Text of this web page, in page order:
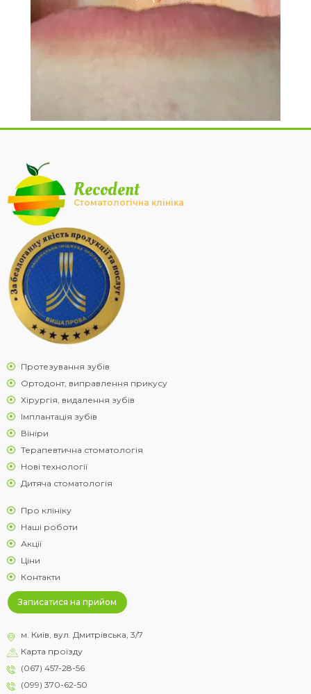
Recodent
Стоматологічна клініка
Протезування зубів
Ортодонт, виправлення прикусу
Хірургія, видалення зубів
Імплантація зубів
Вініри
Терапевтична стоматологія
Нові технології
Дитяча стоматологія
Про клініку
Наші роботи
Акції
Ціни
Контакти
Записатися на прийом
м. Київ, вул. Дмитрівська, 3/7
Карта проїзду
(067) 457-28-56
(099) 370-62-50